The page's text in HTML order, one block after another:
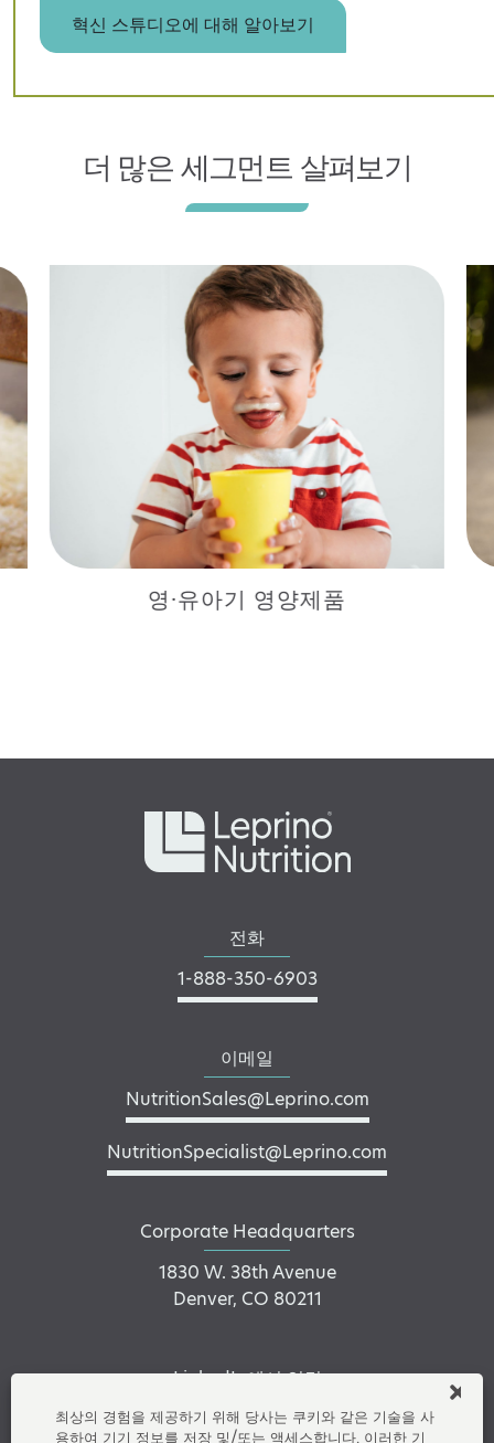
최상의 경험을 제공하기 위해 당사는 쿠키와 같은 기술을 사
용하여 기기 정보를 저장 및/또는 액세스합니다. 이러한 기
혁신 스튜디오에 대해 알아보기
더 많은 세그먼트 살펴보기
스포츠 건강식품
전화
1-888-350-6903
이메일
NutritionSales@Leprino.com
NutritionSpecialist@Leprino.com
Corporate Headquarters
1830 W. 38th Avenue
Denver, CO 80211
LinkedIn에서 연결